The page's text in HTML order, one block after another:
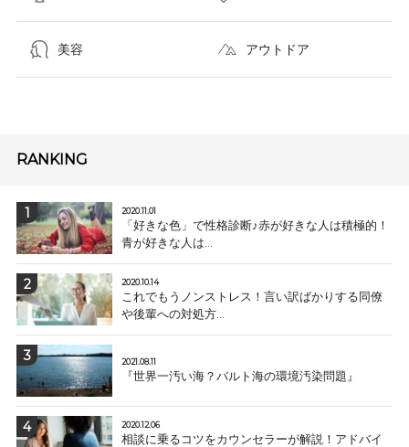
美容 アウトドア
RANKING
2020.11.01
「好きな色」で性格診断♪赤が好きな人は積極的！
青が好きな人は...
2020.10.14
これでもうノンストレス！言い訳ばかりする同僚
や後輩への対処方...
2021.08.11
『世界一汚い海？バルト海の環境汚染問題』
2020.12.06
相談に乗るコツをカウンセラーが解説！アドバイ